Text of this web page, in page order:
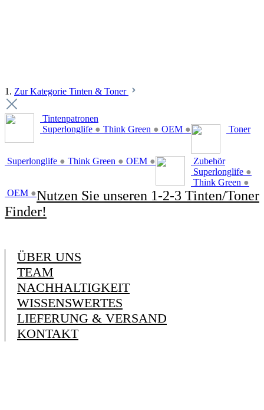
1. Zur Kategorie Tinten & Toner
Tintenpatronen
Superlonglife ● Think Green ● OEM ● Toner
Superlonglife ● Think Green ● OEM ●
Zubehör
Superlonglife ●
Think Green ●
OEM ●Nutzen Sie unseren 1-2-3 Tinten/Toner
Finder!
ÜBER UNS
TEAM
NACHHALTIGKEIT
WISSENSWERTES
LIEFERUNG & VERSAND
KONTAKT